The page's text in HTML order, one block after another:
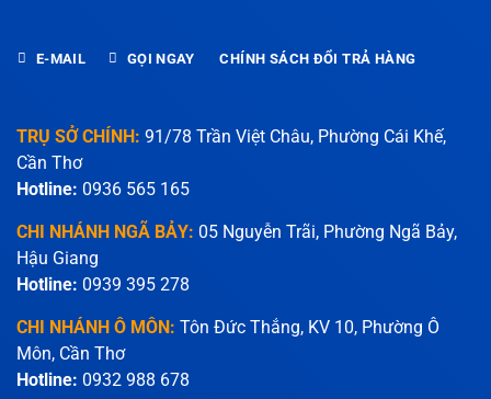
TRỤ SỞ CHÍNH: 91/78 Trần Việt Châu, Phường Cái Khế,
Cần Thơ
Hotline: 0936 565 165
CHI NHÁNH NGÃ BẢY: 05 Nguyễn Trãi, Phường Ngã Bảy,
Hậu Giang
Hotline: 0939 395 278
CHI NHÁNH Ô MÔN: Tôn Đức Thắng, KV 10, Phường Ô
Môn, Cần Thơ
Hotline: 0932 988 678
E-MAIL GỌI NGAY CHÍNH SÁCH ĐỔI TRẢ HÀNG